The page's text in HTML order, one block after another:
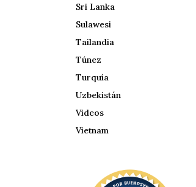
Sri Lanka
Sulawesi
Tailandia
Túnez
Turquía
Uzbekistán
Videos
Vietnam